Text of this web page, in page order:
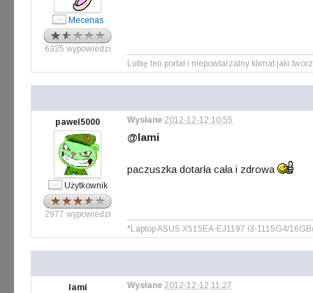
Mecenas
6325 wypowiedzi
Lubię ten portal i niepowtarzalny klimat jaki
pawel5000
Użytkownik
2977 wypowiedzi
Wysłane 2012-12-12 10:55
@lami
paczuszka dotarła cała i zdrowa
*Laptop ASUS X515EA-EJ1197 i3-1115G4/
lami Wysłane 2012-12-12 11:27